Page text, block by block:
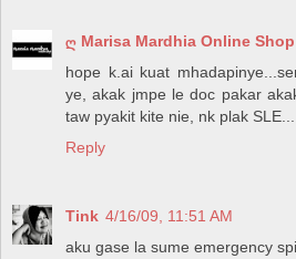
ღ Marisa Mardhia Online
hope k.ai kuat
ye, akak jmpe le doc pakar
taw pyakit kite nie, nk plak SLE...
Reply
Tink 4/16/09, 11:51 AM
aku gase la sume emergency